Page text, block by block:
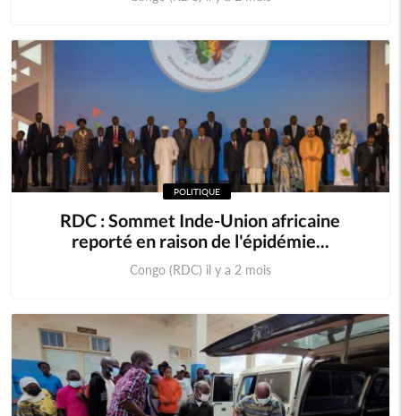
POLITIQUE
RDC : Sommet Inde-Union africaine
reporté en raison de l'épidémie...
Congo (RDC) il y a 2 mois